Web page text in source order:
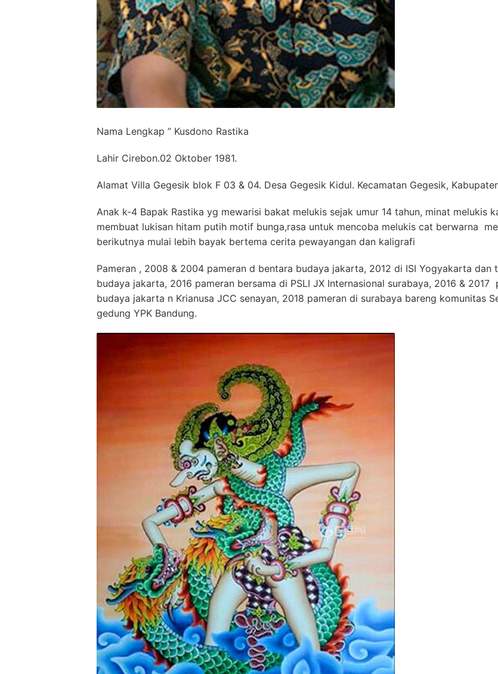
Nama Lengkap ” Kusdono Rastika
Lahir Cirebon.02 Oktober 1981.
Alamat Villa Gegesik blok F 03 & 04. Desa Gegesik Kidul. Kecamatan Gegesik,
Anak k-4 Bapak Rastika yg mewarisi bakat melukis sejak umur 14 tahun, minat melukis
membuat lukisan hitam putih motif bunga,rasa untuk mencoba melukis cat berwarna
berikutnya mulai lebih bayak bertema cerita pewayangan dan kaligrafi
Pameran , 2008 & 2004 pameran d bentara budaya jakarta, 2012 di ISI Yogyakarta dan
budaya jakarta, 2016 pameran bersama di PSLI JX Internasional surabaya, 2016 &
budaya jakarta n Krianusa JCC senayan, 2018 pameran di surabaya bareng komunitas
gedung YPK Bandung.